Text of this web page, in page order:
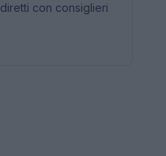
con consiglieri